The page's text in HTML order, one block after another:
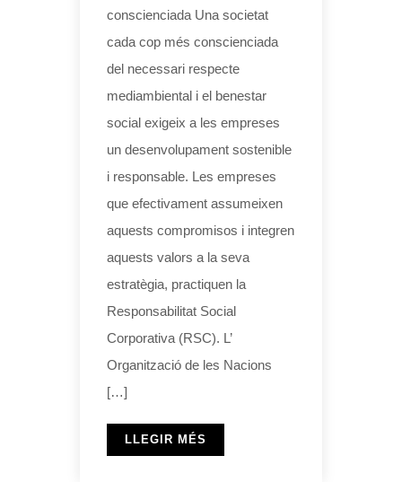
conscienciada Una societat
cada cop més conscienciada
del necessari respecte
mediambiental i el benestar
social exigeix ​​a les empreses
un desenvolupament sostenible
i responsable. Les empreses
que efectivament assumeixen
aquests compromisos i integren
aquests valors a la seva
estratègia, practiquen la
Responsabilitat Social
Corporativa (RSC). L’
Organització de les Nacions
[…]
LLEGIR MÉS